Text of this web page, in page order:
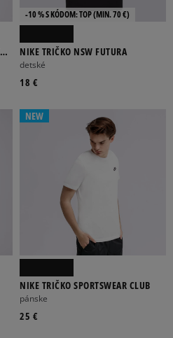
-10 % S KÓDOM: TOP (MIN. 70 €)
NIKE TRIČKO NSW FUTURA
detské
18 €
NEW
NIKE TRIČKO SPORTSWEAR CLUB
pánske
25 €